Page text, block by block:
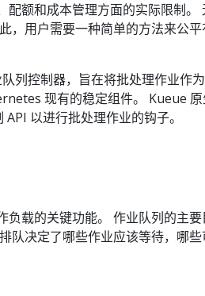
配额和成本管理方面的实际限制。
，用户需要一种简单的方法来公
列控制器，旨在将批处理作业作
现有的稳定组件。 Kueue 原
以进行批处理作业的钩子。
负载的关键功能。 作业队列的主
队决定了哪些作业应该等待，哪些